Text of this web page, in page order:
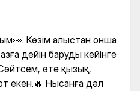
Көзім алыстан онша
дейін баруды кейінге
өте қызық,
екен.🔥 Нысанға дәл